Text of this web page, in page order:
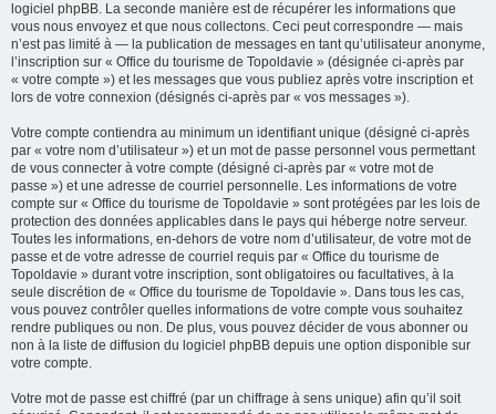
logiciel phpBB. La seconde manière est de récupérer les informations que
vous nous envoyez et que nous collectons. Ceci peut correspondre — mais
n’est pas limité à — la publication de messages en tant qu’utilisateur anonyme,
l’inscription sur « Office du tourisme de Topoldavie » (désignée ci-après par
« votre compte ») et les messages que vous publiez après votre inscription et
lors de votre connexion (désignés ci-après par « vos messages »).
Votre compte contiendra au minimum un identifiant unique (désigné ci-après
par « votre nom d’utilisateur ») et un mot de passe personnel vous permettant
de vous connecter à votre compte (désigné ci-après par « votre mot de
passe ») et une adresse de courriel personnelle. Les informations de votre
compte sur « Office du tourisme de Topoldavie » sont protégées par les lois de
protection des données applicables dans le pays qui héberge notre serveur.
Toutes les informations, en-dehors de votre nom d’utilisateur, de votre mot de
passe et de votre adresse de courriel requis par « Office du tourisme de
Topoldavie » durant votre inscription, sont obligatoires ou facultatives, à la
seule discrétion de « Office du tourisme de Topoldavie ». Dans tous les cas,
vous pouvez contrôler quelles informations de votre compte vous souhaitez
rendre publiques ou non. De plus, vous pouvez décider de vous abonner ou
non à la liste de diffusion du logiciel phpBB depuis une option disponible sur
votre compte.
Votre mot de passe est chiffré (par un chiffrage à sens unique) afin qu’il soit